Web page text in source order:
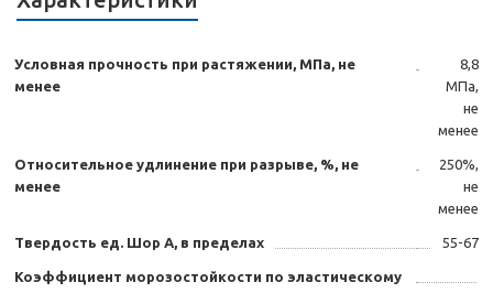
Условная прочность при растяжении, МПа, не
менее
8,8
МПа,
не
менее
Относительное удлинение при разрыве, %, не
менее
250%,
не
менее
Твердость ед. Шор А, в пределах 55-67
Коэффициент морозостойкости по эластическому